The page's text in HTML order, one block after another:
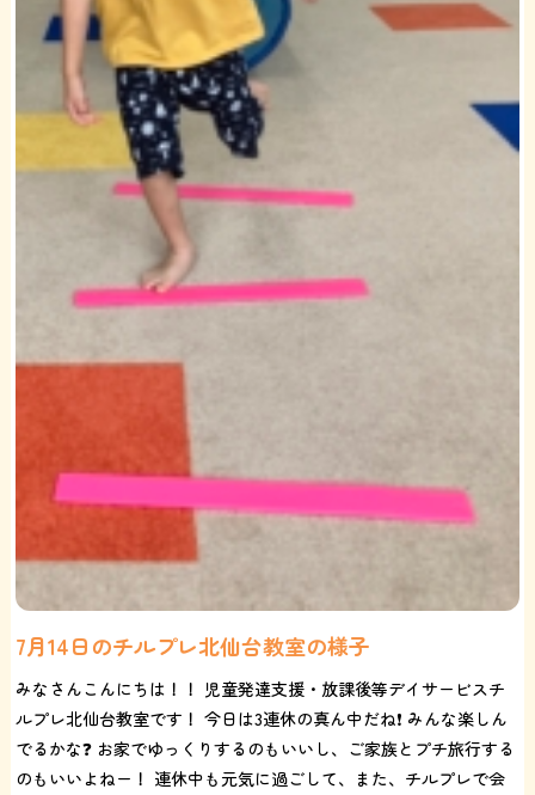
7月14日のチルプレ北仙台教室の様子
みなさんこんにちは！！ 児童発達支援・放課後等デイサービスチ
ルプレ北仙台教室です！ 今日は3連休の真ん中だね❗️ みんな楽しん
でるかな❓ お家でゆっくりするのもいいし、ご家族とプチ旅行する
のもいいよねー！ 連休中も元気に過ごして、また、チルプレで会